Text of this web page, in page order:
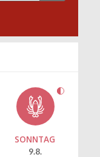
SONNTAG
9.8.